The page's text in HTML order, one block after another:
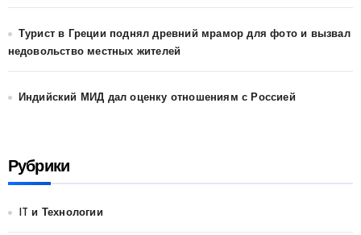
Турист в Греции поднял древний мрамор для фото и вызвал
недовольство местных жителей
Индийский МИД дал оценку отношениям с Россией
Рубрики
IT и Технологии